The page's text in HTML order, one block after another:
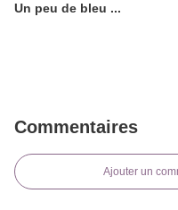
Un peu de bleu ...
Commentaires
Ajouter un